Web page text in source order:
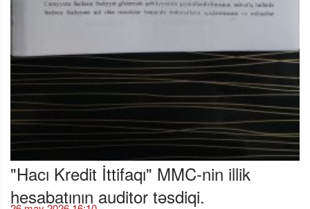
"Hacı Kredit İttifaqı" MMC-nin illik
hesabatının auditor təsdiqi.